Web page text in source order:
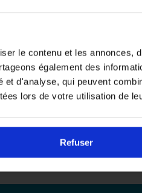
le contenu et les annonces,
également des
et d'analyse, qui peuvent
lors de votre utilisation de
Refuser